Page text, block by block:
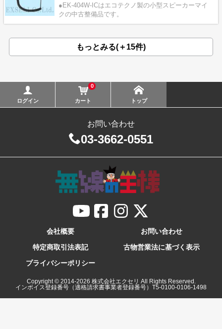
●EK-404W-ICはエコテクノ製の小型スピーカーマイ
クの中古整備品です。
もっとみる(＋15件)
ログイン
0
カート トップ
お問い合わせ
03-3662-0551
会社概要
お問い合わせ
特定商取引法表記
古物営業法に基づく表示
プライバシーポリシー
Copyright © 2014-2026 株式会社エクセリ All Rights Reserved.
インボイス登録番号（適格請求書事業者登録番号）T5-0100-0106-1498